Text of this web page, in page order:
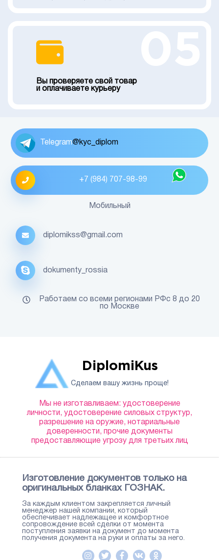
Вы проверяете свой товар
и оплачиваете курьеру
DiplomiKus
Сделаем вашу жизнь проще!
Мы не изготавливаем: удостоверение
личности, удостоверение силовых структур,
разрешение на оружие, нотариальные
доверенности, прочие документы
предоставляющие угрозу для третьих лиц
Изготовление документов только на
оригинальных бланках ГОЗНАК.
За каждым клиентом закрепляется личный
менеджер нашей компании, который
обеспечивает надлежащее и комфортное
сопровождение всей сделки от момента
поступления заявки на документ до момента
получения документа на руки и оплаты за него.
Telegram@kyc_diplom
+7 (984) 707-98-99
Мобильный
diplomikss@gmail.com
dokumenty_rossia
Работаем со всеми регионами РФс 8 до 20
по Москве